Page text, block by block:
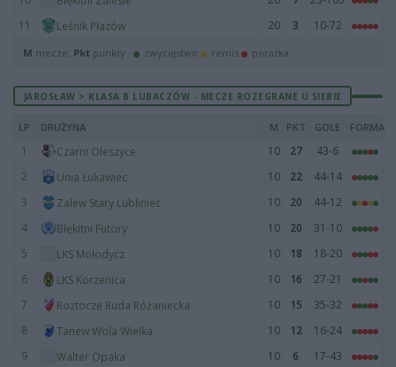
11
Leśnik Płazów 20 3 10-72
M mecze, Pkt punkty · zwycięstwo remis porażka
JAROSŁAW > KLASA B LUBACZÓW - MECZE ROZEGRANE U SIEBIE
LP DRUŻYNA M PKT GOLE FORMA
1 Czarni Oleszyce 10 27
43-6
2
Unia Łukawiec 10 22
44-14
3
Zalew Stary Lubliniec 10 20
44-12
4
Błękitni Futory 10 20
31-10
5
LKS Mołodycz 10 18
18-20
6
LKS Korzenica 10 16
27-21
7
Roztocze Ruda Różaniecka 10 15
35-32
8
Tanew Wola Wielka 10 12
16-24
9
Walter Opaka 10 6 17-43